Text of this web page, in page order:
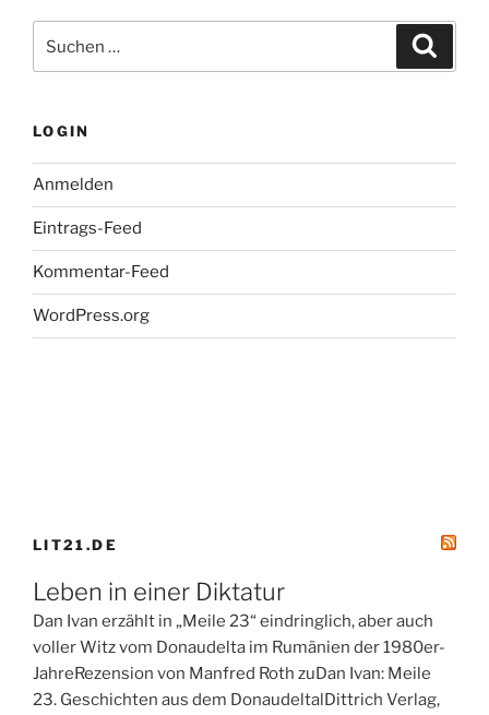
nach:
LOGIN
Anmelden
Eintrags-Feed
Kommentar-Feed
WordPress.org
LIT21.DE
Leben in einer Diktatur
Dan Ivan erzählt in „Meile 23“ eindringlich, aber auch
voller Witz vom Donaudelta im Rumänien der 1980er-
JahreRezension von Manfred Roth zuDan Ivan: Meile
23. Geschichten aus dem DonaudeltalDittrich Verlag,